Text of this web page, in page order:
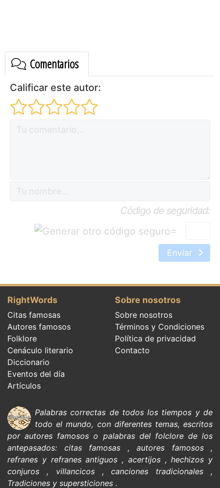
Comentarios
Calificar este autor:
Código de seguridad:
=
Enviar
RightWords
Citas famosas
Autores famosos
Folklore
Cenáculo literario
Diccionario
Eventos del día
Artículos
Sobre nosotros
Sobre nosotros
Términos y Condiciones
Política de privacidad
Contacto
Palabras correctas de todos los tiempos y de
todo el mundo, con diferentes temas, escritos
porautores famosos o palabras del folclore delos
antepasados: citas famosas , autores famosos,
refranes y refranes antiguos , acertijos,hechizos y
conjuros , villancicos,canciones tradicionales ,
Tradiciones y supersticiones .